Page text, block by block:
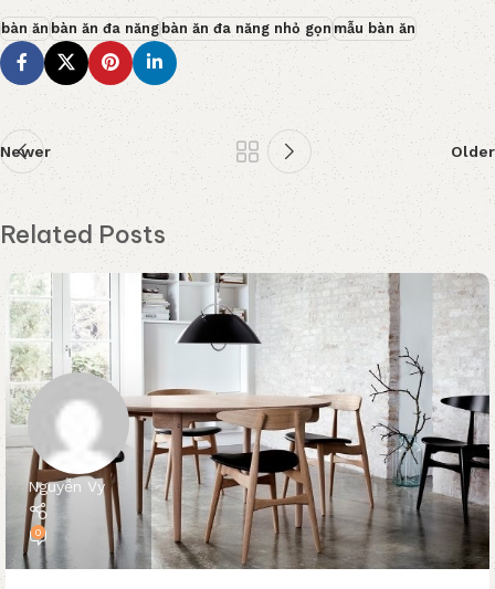
bàn ăn bàn ăn đa năngbàn ăn đa năng nhỏ gọn mẫu bàn ăn
Newer Older
Related Posts
Nguyễn Vy
0